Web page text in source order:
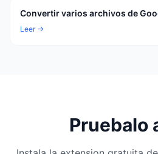
Convertir varios archivos de
Leer →
Pruebalo